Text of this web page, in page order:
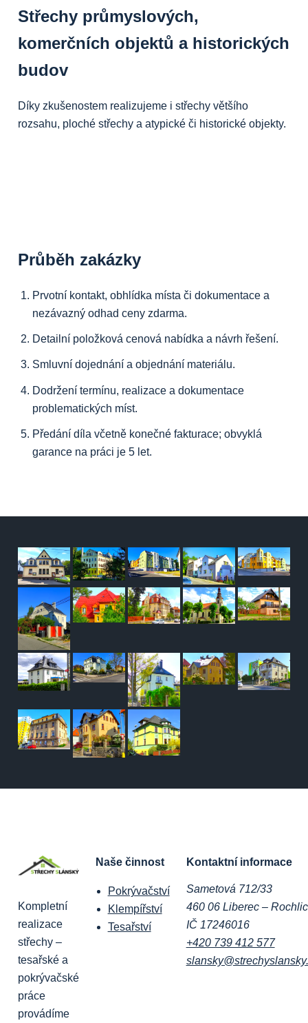
Střechy průmyslových,
komerčních objektů a historických
budov
Díky zkušenostem realizujeme i střechy většího
rozsahu, ploché střechy a atypické či historické objekty.
Průběh zakázky
Prvotní kontakt, obhlídka místa či dokumentace a
nezávazný odhad ceny zdarma.
Detailní položková cenová nabídka a návrh řešení.
Smluvní dojednání a objednání materiálu.
Dodržení termínu, realizace a dokumentace
problematických míst.
Předání díla včetně konečné fakturace; obvyklá
garance na práci je 5 let.
Kompletní
realizace
střechy –
tesařské a
pokrývačské
práce
provádíme
Naše činnost
Pokrývačství
Klempířství
Tesařství
Kontaktní informace
Sametová 712/33
460 06 Liberec –
IČ 17246016
+420 739 412 577